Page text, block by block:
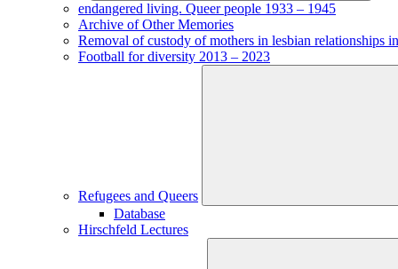
endangered living. Queer people 1933 – 1945
Archive of Other Memories
Removal of custody of mothers in lesbian relationships
Football for diversity 2013 – 2023
Refugees and Queers
Database
Hirschfeld Lectures